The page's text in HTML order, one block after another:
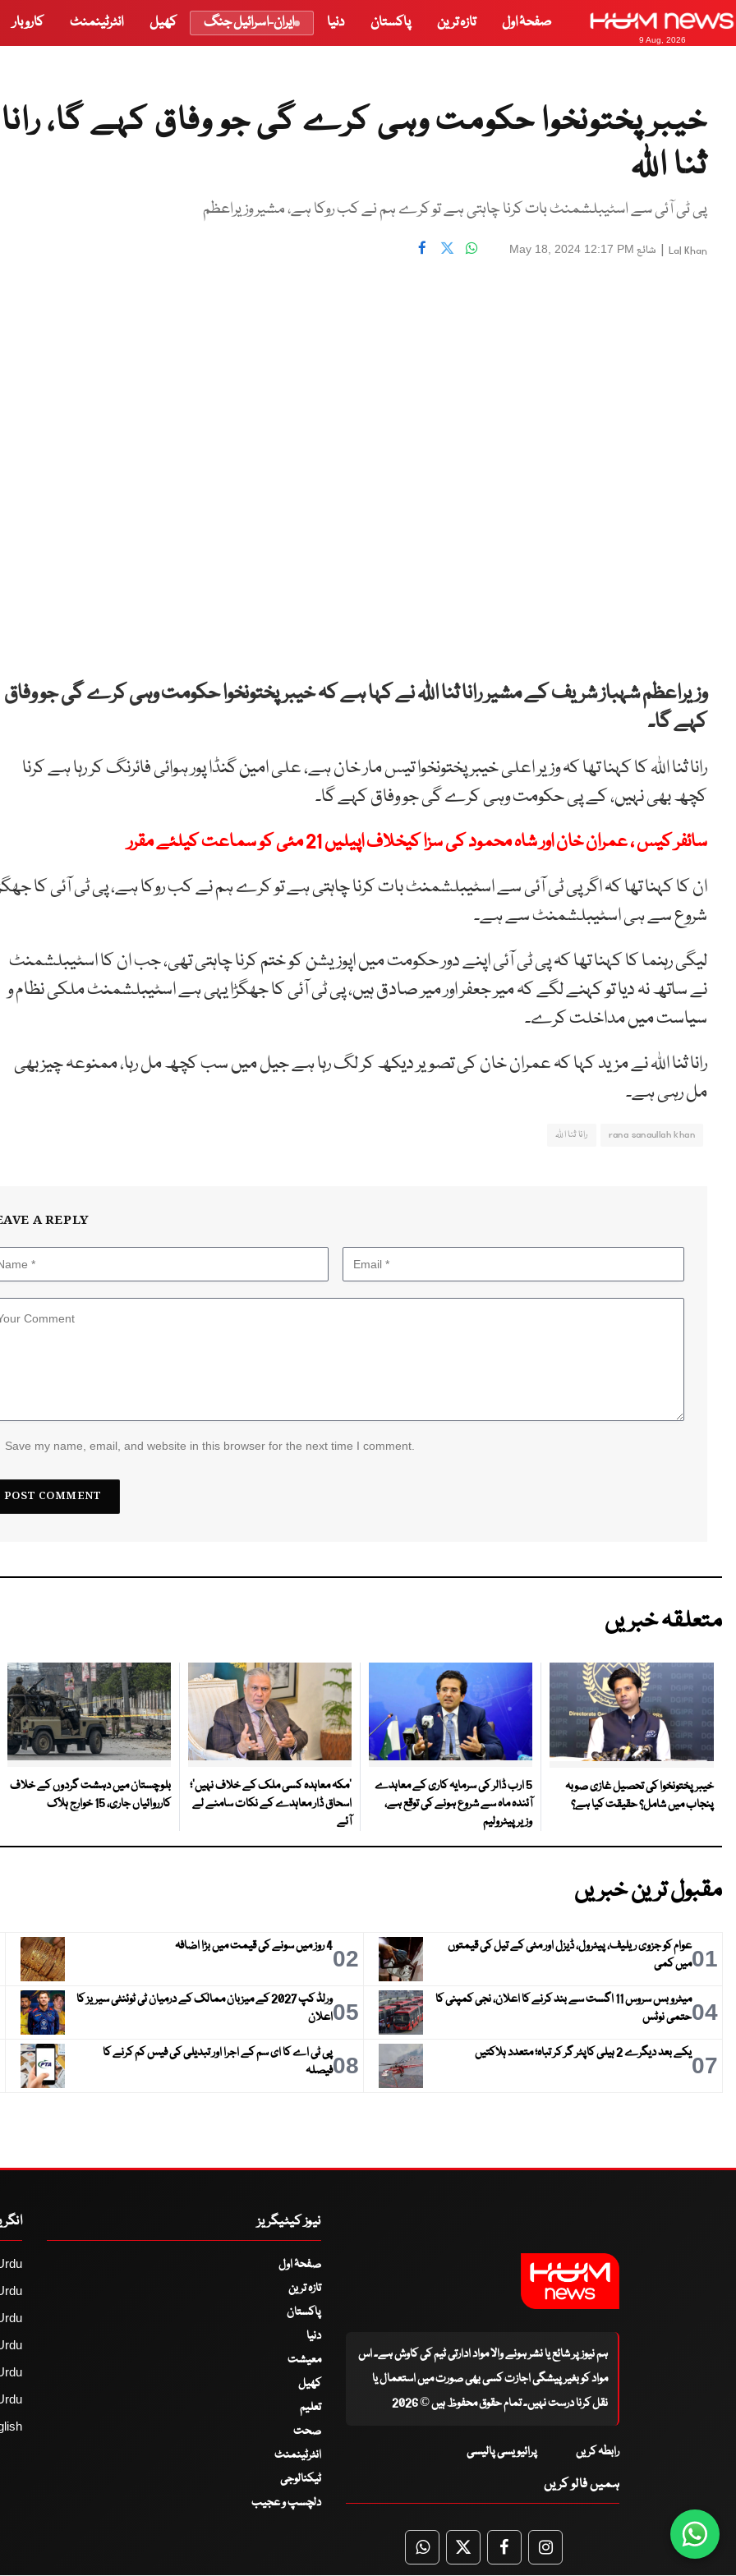
9 Aug, 2026
صفحۂ اول تازہ ترین پاکستان دنیا ایران-اسرائیل جنگ کھیل انٹرٹینمنٹ کاروبار
خیبرپختونخوا حکومت وہی کرے گی جو وفاق کہے گا، رانا
ثنا اللہ
پی ٹی آئی سے اسٹیبلشمنٹ بات کرنا چاہتی ہے تو کرے ہم نے کب روکا ہے، مشیر وزیراعظم
Lal Khan
| شائع May 18, 2024 12:17 PM
وزیراعظم شہباز شریف کے مشیر رانا ثنا اللہ نے کہا ہے کہ خیبرپختونخوا حکومت وہی کرے گی جو وفاق
کہے گا۔
رانا ثنا اللہ کا کہنا تھا کہ وزیر اعلی خیبرپختونخوا تیس مار خان ہے، علی امین گنڈا پور ہوائی فائرنگ کر رہا ہے کرنا
کچھ بھی نہیں، کے پی حکومت وہی کرے گی جو وفاق کہے گا۔
سائفر کیس ، عمران خان اور شاہ محمود کی سزا کیخلاف اپیلیں 21 مئی کو سماعت کیلئے مقرر
ان کا کہنا تھا کہ اگر پی ٹی آئی سے اسٹیبلشمنٹ بات کرنا چاہتی ہے تو کرے ہم نے کب روکا ہے، پی ٹی آئی کا
شروع سے ہی اسٹیبلشمنٹ سے ہے۔
لیگی رہنما کا کہنا تھا کہ پی ٹی آئی اپنے دور حکومت میں اپوزیشن کو ختم کرنا چاہتی تھی، جب ان کا اسٹیبلشمنٹ
نے ساتھ نہ دیا تو کہنے لگے کہ میر جعفر اور میر صادق ہیں، پی ٹی آئی کا جھگڑا یہی ہے اسٹیبلشمنٹ ملکی نظام و
سیاست میں مداخلت کرے۔
رانا ثنا اللہ نے مزید کہا کہ عمران خان کی تصویر دیکھ کر لگ رہا ہے جیل میں سب کچھ مل رہا، ممنوعہ چیز بھی
مل رہی ہے۔
rana sanaullah khan رانا ثنا اللہ
A REPLY
Save my name, email, and website in this browser for the next time I comment.
متعلقہ خبریں
خیبر پختونخوا کی تحصیل غازی صوبہ
پنجاب میں شامل؟ حقیقت کیا ہے؟
5 ارب ڈالر کی سرمایہ کاری کے معاہدے
آئندہ ماہ سے شروع ہونے کی توقع ہے،
وزیر پیٹرولیم
‘مکہ معاہدہ کسی ملک کے خلاف نہیں’؛
اسحاق ڈار معاہدے کے نکات سامنے لے
آئے
بلوچستان میں دہشت گردوں کے خلاف
کارروائیاں جاری، 15 خوارج ہلاک
مقبول ترین خبریں
01عوام کو جزوی ریلیف، پیٹرول، ڈیزل اور مٹی کے تیل کی قیمتوں
میں کمی
024 روز میں سونے کی قیمت میں بڑا اضافہ
04
میٹرو بس سروس 11 اگست سے بند کرنے کا اعلان، نجی کمپنی کا
حتمی نوٹس
05
ورلڈ کپ 2027 کے میزبان ممالک کے درمیان ٹی ٹوئنٹی سیریز کا
اعلان
07یکے بعد دیگرے 2 ہیلی کاپٹر گر کر تباہ؛ متعدد ہلاکتیں 08پی ٹی اے کا ای سم کے اجرا اور تبدیلی کی فیس کم کرنے کا
فیصلہ
ہم نیوز پر شائع یا نشر ہونے والا مواد ادارتی ٹیم کی کاوش ہے۔ اس
مواد کو بغیر پیشگی اجازت کسی بھی صورت میں استعمال یا
نقل کرنا درست نہیں۔ تمام حقوق محفوظ ہیں © 2026
رابطہ کریں پرائیویسی پالیسی
ہمیں فالو کریں
WhatsApp
TwitterFacebookFacebook
نیوز کیٹیگریز
صفحۂ اول
تازہ ترین
پاکستان
دنیا
معیشت
کھیل
تعلیم
صحت
انٹرٹینمنٹ
ٹیکنالوجی
دلچسپ و عجیب